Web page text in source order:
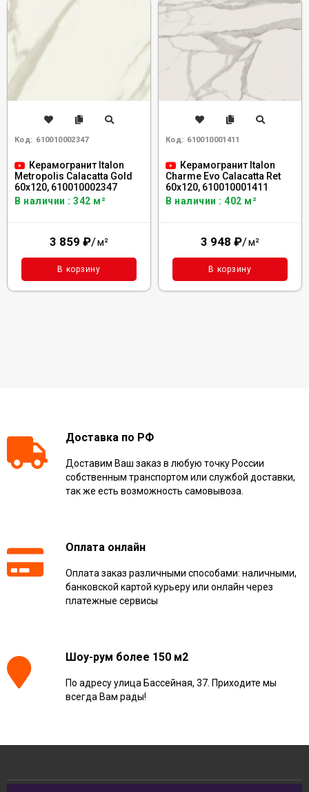
Код: 610010002347
Керамогранит Italon
Metropolis Calacatta Gold
60x120, 610010002347
В наличии : 342 м²
3 859 ₽/м²
В корзину
Код: 610010001411
Керамогранит Italon
Charme Evo Calacatta Ret
60x120, 610010001411
В наличии : 402 м²
3 948 ₽/м²
В корзину
Доставка по РФ
Доставим Ваш заказ в любую точку России
собственным транспортом или службой доставки,
так же есть возможность самовывоза.
Оплата онлайн
Оплата заказ различными способами: наличными,
банковской картой курьеру или онлайн через
платежные сервисы
Шоу-рум более 150 м2
По адресу улица Бассейная, 37. Приходите мы
всегда Вам рады!